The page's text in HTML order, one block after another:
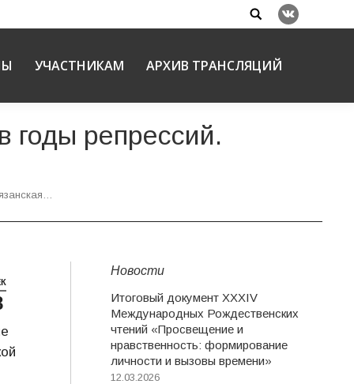
Search:
Вконтакте
УЧАСТНИКАМ АРХИВ ТРАНСЛЯЦИЙ
годы репрессий.
Новости
Итоговый документ XXХIV
Международных Рождественских
чтений «Просвещение и
нравственность: формирование
личности и вызовы времени»
12.03.2026